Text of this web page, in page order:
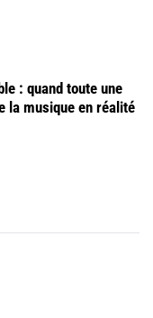
: quand toute une
la musique en réalité